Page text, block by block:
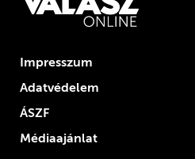
Impresszum
Adatvédelem
ÁSZF
Médiaajánlat